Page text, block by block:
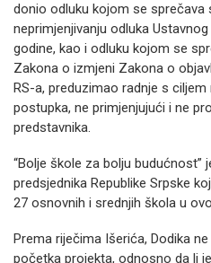
donio odluku kojom se sprečava
neprimjenjivanju odluka
godine, kao i odluku kojom se
Zakona o izmjeni Zakona o
RS-a, preduzimao radnje s
postupka, ne primjenjujući i ne
predstavnika.
“Bolje škole za bolju budućnost”
predsjednika Republike Srpske
27 osnovnih i srednjih škola u
Prema riječima Išerića, Dodika
početka projekta, odnosno da li